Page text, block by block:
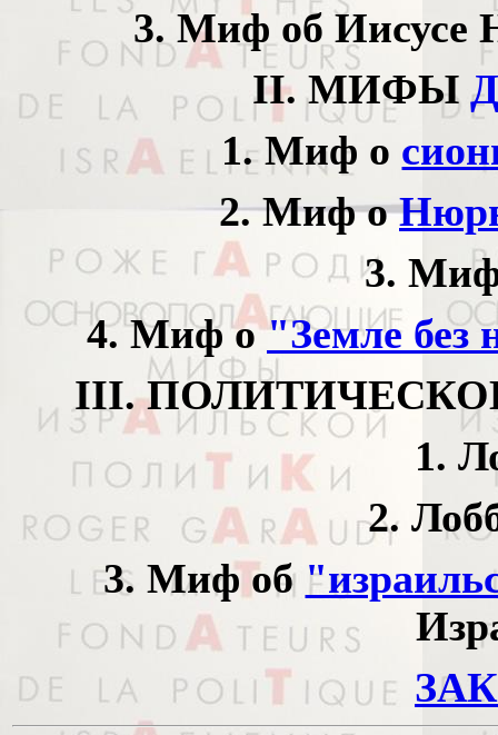
3. Миф об Иисусе
II. МИФЫ
1. Миф о
2. Миф о
3.
4. Миф о"Земле без
III.
1.
2.
3. Миф об